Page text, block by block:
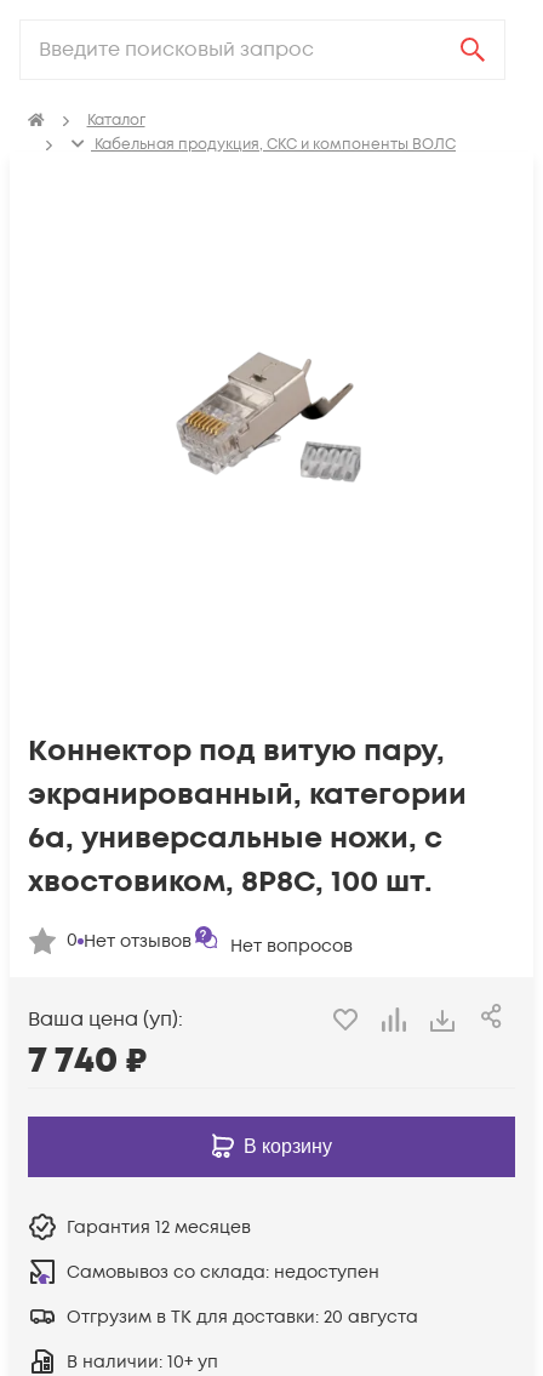
Каталог
Кабельная продукция, СКС и компоненты ВОЛС
Коннектор под витую пару,
экранированный, категории
6a, универсальные ножи, с
хвостовиком, 8P8C, 100 шт.
0 Нет отзывов Нет вопросов
Ваша цена (уп):
7 740 ₽
В корзину
Гарантия 12 месяцев
Самовывоз со склада: недоступен
Отгрузим в ТК для доставки: 20 августа
В наличии: 10+ уп